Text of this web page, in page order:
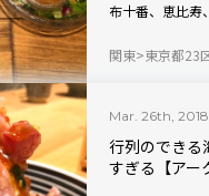
布十番、恵比寿
関東 東京都23
Mar. 26th, 2018
行列のできる
すぎる【アー